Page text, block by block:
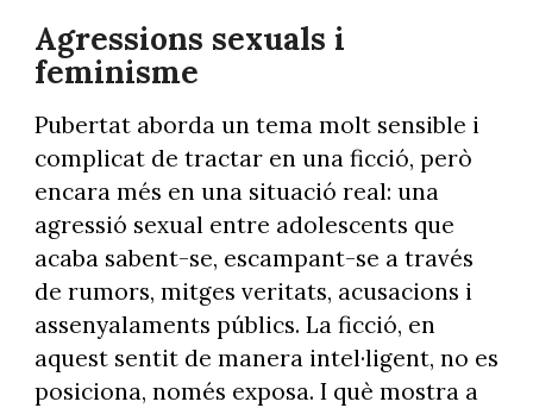
Agressions sexuals i
feminisme
Pubertat aborda un tema molt sensible i
complicat de tractar en una ficció, però
encara més en una situació real: una
agressió sexual entre adolescents que
acaba sabent-se, escampant-se a través
de rumors, mitges veritats, acusacions i
assenyalaments públics. La ficció, en
aquest sentit de manera intel·ligent, no es
posiciona, només exposa. I què mostra a